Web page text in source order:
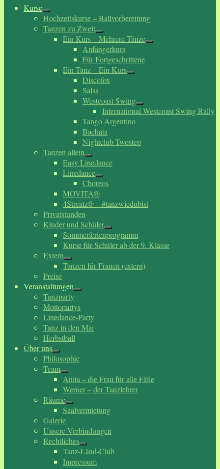
Kurse
Hochzeitskurse – Ballvorbereitung
Tanzen zu Zweit
Ein Kurs – Mehrere Tänze
Anfängerkurs
Für Fortgeschrittene
Ein Tanz – Ein Kurs
Discofox
Salsa
Westcoast Swing
International Westcoast Swing Rally
Tango Argentino
Bachata
Nightclub Twostep
Tanzen allein
Easy Linedance
Linedance
Choreos
MOVITA®
4Streatz® – #tanzwiedubist
Privatstunden
Kinder und Schüler
Sommerferienprogramm
Kurse für Schüler ab der 9. Klasse
Extern
Tanzen für Frauen (extern)
Preise
Veranstaltungen
Tanzparty
Mottopartys
Linedance-Party
Tanz in den Mai
Herbstball
Über uns
Philosophie
Team
Anita – die Frau für alle Fälle
Werner – der Tanzlehrer
Räume
Saalvermietung
Galerie
Unsere Verbindungen
Rechtliches
Tanz-Länd-Club
Impressum